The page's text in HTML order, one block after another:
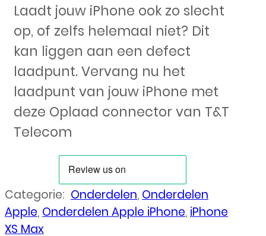
Laadt jouw iPhone ook zo slecht
op, of zelfs helemaal niet? Dit
kan liggen aan een defect
laadpunt. Vervang nu het
laadpunt van jouw iPhone met
deze Oplaad connector van T&T
Telecom
Categorie: Onderdelen, Onderdelen
Apple, Onderdelen Apple iPhone, iPhone
XS Max